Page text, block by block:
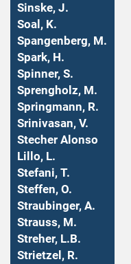
Sinske, J.
Soal, K.
Spangenberg, M.
Spark, H.
Spinner, S.
Sprengholz, M.
Springmann, R.
Srinivasan, V.
Stecher Alonso
Lillo, L.
Stefani, T.
Steffen, O.
Straubinger, A.
Strauss, M.
Streher, L.B.
Strietzel, R.